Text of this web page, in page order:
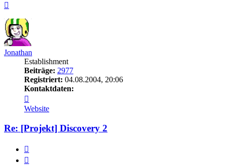
Jonathan
Establishment
Beiträge: 2977
Registriert: 04.08.2004, 20:06
Kontaktdaten:
von
Jonathan
Website
Re: [Projekt] Discovery 2